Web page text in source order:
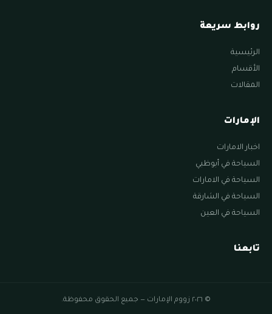
روابط سريعة
الرئيسية
الأقسام
المقالات
الإمارات
اخبار الامارات
السياحة في أبوظبي
السياحة في الامارات
السياحة في الشارقة
السياحة في العين
تابعنا
© ٢٠٢٦ زووم الإمارات — جميع الحقوق محفوظة.